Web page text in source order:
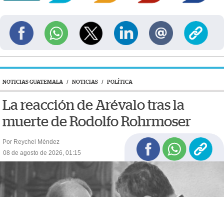
NOTICIAS GUATEMALA / NOTICIAS / POLÍTICA
La reacción de Arévalo tras la
muerte de Rodolfo Rohrmoser
Por Reychel Méndez
08 de agosto de 2026, 01:15